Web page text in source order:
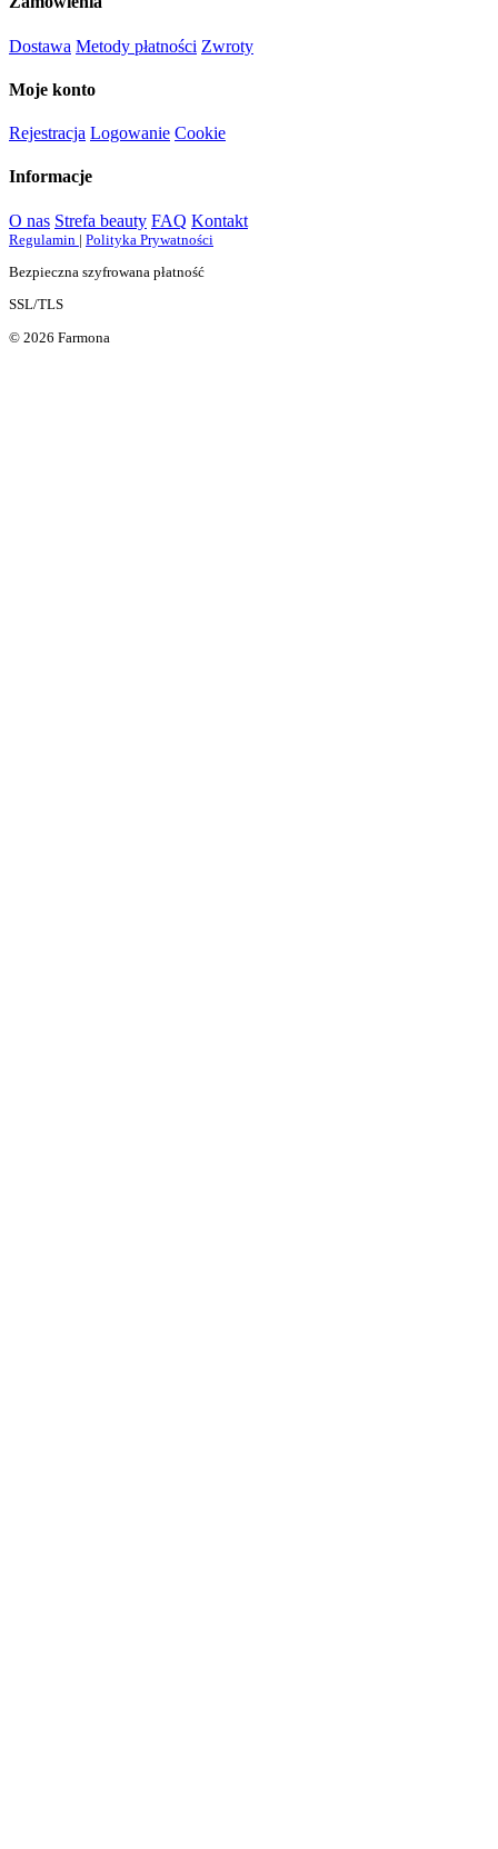
Dostawa Metody płatności Zwroty
Moje konto
Rejestracja Logowanie Cookie
Informacje
O nas Strefa beauty FAQ Kontakt
Regulamin | Polityka Prywatności
Bezpieczna szyfrowana płatność
SSL/TLS
© 2026 Farmona